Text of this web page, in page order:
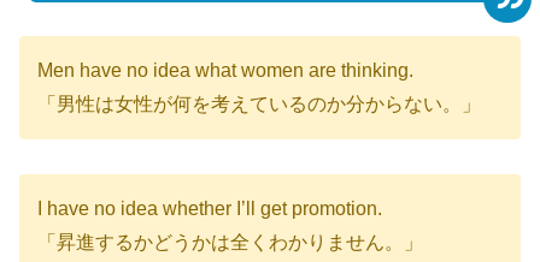
Men have no idea what women are thinking.
「男性は女性が何を考えているのか分からない。」
I have no idea whether I’ll get promotion.
「昇進するかどうかは全くわかりません。」